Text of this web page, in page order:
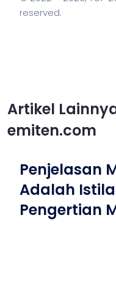
reserved.
Artikel
emiten.com
Penjelasan
Adalah
Pengertian